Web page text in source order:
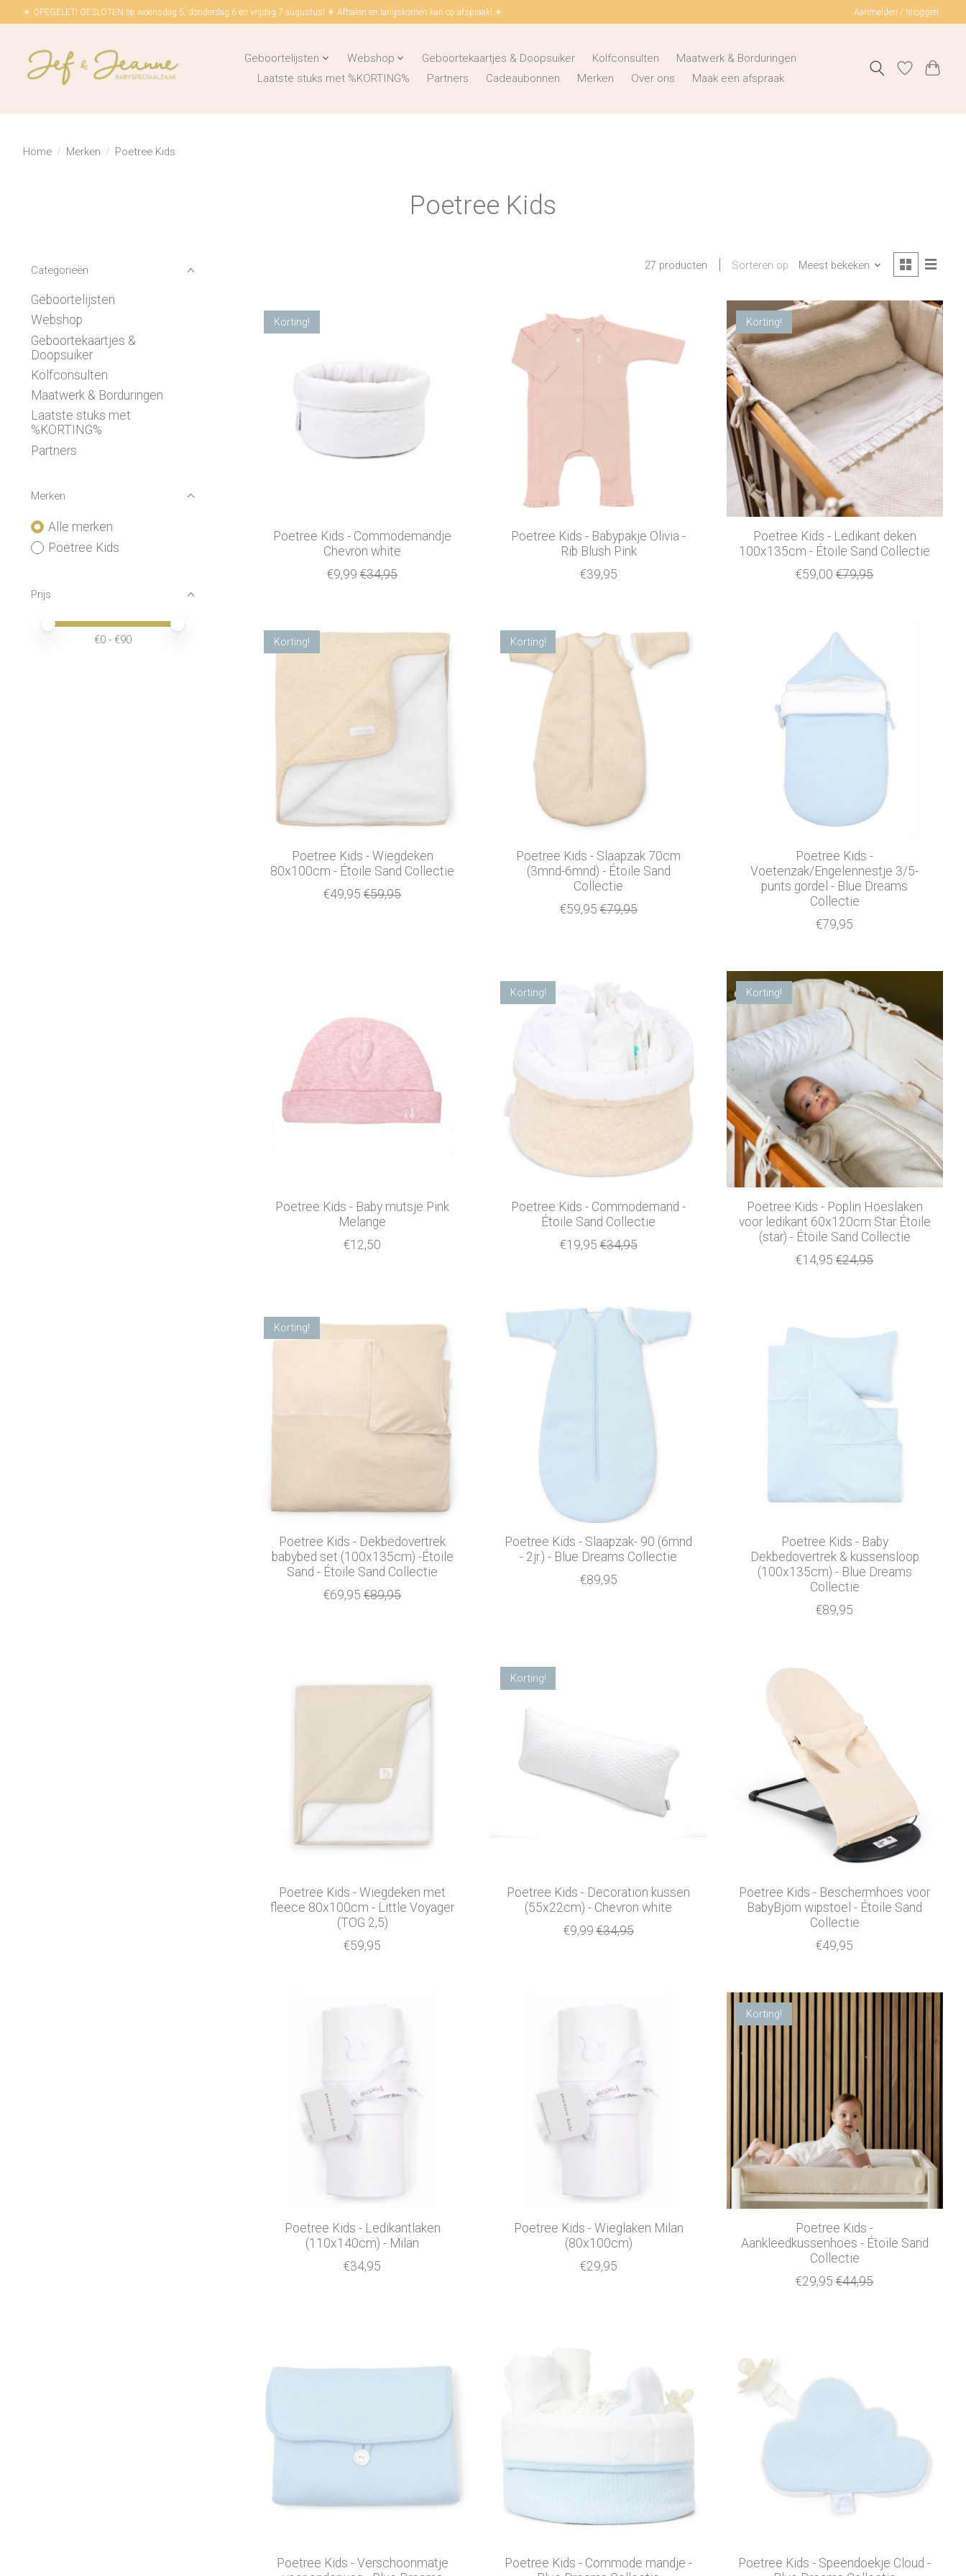
☀ OPEGELET! GESLOTEN op woensdag 5, donderdag 6 en vrijdag 7 augustus! ☀ Afhalen en langskomen kan op afspraak! ☀ Aanmelden / Inloggen
Geboortelijsten Webshop Geboortekaartjes & Doopsuiker Kolfconsulten
Maatwerk & Borduringen
Laatste stuks met %KORTING%
Partners Cadeaubonnen Merken Over ons Maak een afspraak
Home / Merken / Poetree Kids
Poetree Kids
Categorieën
Geboortelijsten
Webshop
Geboortekaartjes &
Doopsuiker
Kolfconsulten
Maatwerk & Borduringen
Laatste stuks met
%KORTING%
Partners
Merken
Alle merken
Poetree Kids
Prijs
Minimale prijswaarde
Price maximum value
€0 - €90
27 producten Sorteren op Meest bekeken
Korting!
Poetree Kids - Commodemandje
Chevron white
€9,99 €34,95
Poetree Kids - Babypakje Olivia -
Rib Blush Pink
€39,95
Korting!
Poetree Kids - Ledikant deken
100x135cm - Étoile Sand Collectie
€59,00 €79,95
Korting!
Poetree Kids - Wiegdeken
80x100cm - Étoile Sand Collectie
€49,95 €59,95
Korting!
Poetree Kids - Slaapzak 70cm
(3mnd-6mnd) - Étoile Sand
Collectie
€59,95 €79,95
Poetree Kids -
Voetenzak/Engelennestje 3/5-
punts gordel - Blue Dreams
Collectie
€79,95
Poetree Kids - Baby mutsje Pink
Melange
€12,50
Korting!
Poetree Kids - Commodemand -
Étoile Sand Collectie
€19,95 €34,95
Korting!
Poetree Kids - Poplin Hoeslaken
voor ledikant 60x120cm Star Étoile
(star) - Étoile Sand Collectie
€14,95 €24,95
Korting!
Poetree Kids - Dekbedovertrek
babybed set (100x135cm) -Étoile
Sand - Étoile Sand Collectie
€69,95 €89,95
Poetree Kids - Slaapzak- 90 (6mnd
- 2jr.) - Blue Dreams Collectie
€89,95
Poetree Kids - Baby
Dekbedovertrek & kussensloop
(100x135cm) - Blue Dreams
Collectie
€89,95
Poetree Kids - Wiegdeken met
fleece 80x100cm - Little Voyager
(TOG 2,5)
€59,95
Korting!
Poetree Kids - Decoration kussen
(55x22cm) - Chevron white
€9,99 €34,95
Poetree Kids - Beschermhoes voor
BabyBjörn wipstoel - Étoile Sand
Collectie
€49,95
Poetree Kids - Ledikantlaken
(110x140cm) - Milan
€34,95
Poetree Kids - Wieglaken Milan
(80x100cm)
€29,95
Korting!
Poetree Kids -
Aankleedkussenhoes - Étoile Sand
Collectie
€29,95 €44,95
Poetree Kids - Verschoonmatje
Poetree Kids - Commode mandje -
Poetree Kids - Speendoekje Cloud -